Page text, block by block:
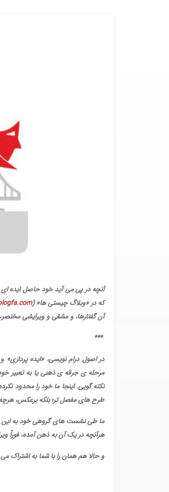
آنچه در پی می آید خود حاصل ایده ای
که در «وبلاگ چیستی ها»
)
آن گفتارها، و مشقی و ویرایشی
***
در اصول درام نویسی، «ایده
مرحله ی جرقه ی ذهنی یا به تعبیر
نکته گویی. اینجا ما خود را محدود
طرح های مفصل تر؛ بلکه برعکس، هرچه
ما طی نشست های گروهی خود به این
هرآنچه در یک آن به ذهن آمده، فوراً
و حالا هم همان را با شما به اشتراک